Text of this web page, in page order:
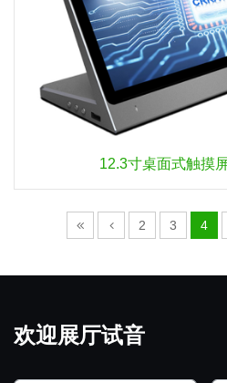
12.3寸桌面式触摸
2 3 4
欢迎展厅试音